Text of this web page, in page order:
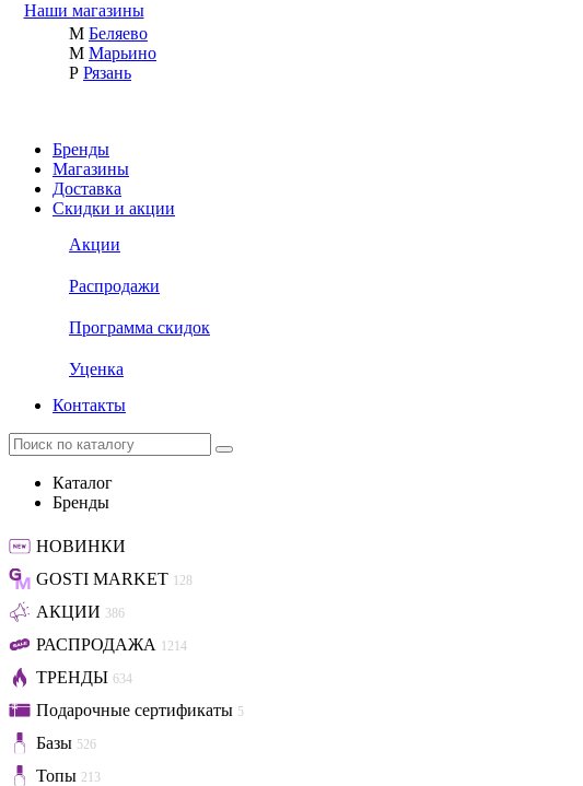
Наши магазины
М Беляево
М Марьино
Р Рязань
Бренды
Магазины
Доставка
Скидки и акции
Акции
Распродажи
Программа скидок
Уценка
Контакты
Каталог
Бренды
НОВИНКИ
GOSTI MARKET 128
АКЦИИ 386
РАСПРОДАЖА 1214
ТРЕНДЫ 634
Подарочные сертификаты 5
Базы 526
Топы 213